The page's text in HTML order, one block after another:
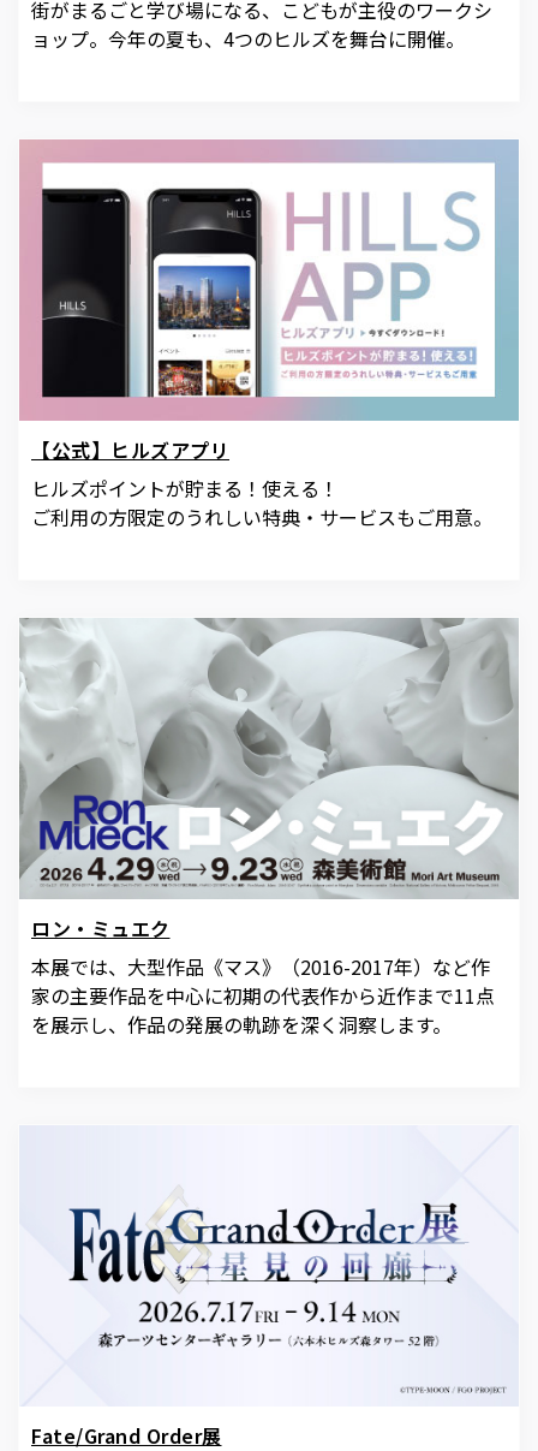
街がまるごと学び場になる、こどもが主役のワークシ
ョップ。今年の夏も、4つのヒルズを舞台に開催。
【公式】ヒルズアプリ
ヒルズポイントが貯まる！使える！
ご利用の方限定のうれしい特典・サービスもご用意。
ロン・ミュエク
本展では、大型作品《マス》（2016-2017年）など作
家の主要作品を中心に初期の代表作から近作まで11点
を展示し、作品の発展の軌跡を深く洞察します。
Fate/Grand Order展